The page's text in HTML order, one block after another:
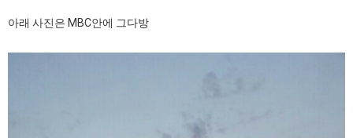
아래 사진은 MBC안에 그다방